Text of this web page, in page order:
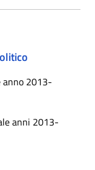
anno 2013-
anni 2013-